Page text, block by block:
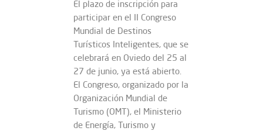
El plazo de inscripción para
participar en el II Congreso
Mundial de Destinos
Turísticos Inteligentes, que se
celebrará en Oviedo del 25 al
27 de junio, ya está abierto.
El Congreso, organizado por la
Organización Mundial de
Turismo (OMT), el Ministerio
de Energía, Turismo y